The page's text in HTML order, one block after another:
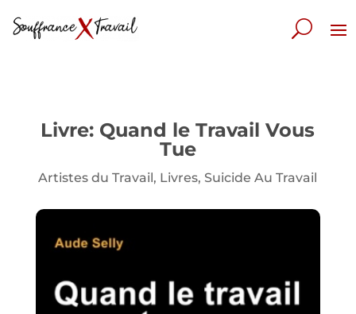
Livre: Quand le Travail Vous
Tue
Artistes du Travail, Livres,Suicide Au Travail